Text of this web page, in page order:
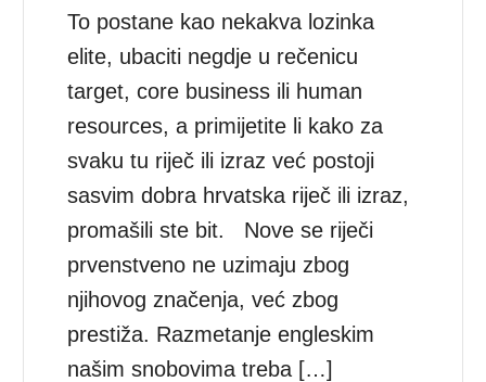
To postane kao nekakva lozinka
elite, ubaciti negdje u rečenicu
target, core business ili human
resources, a primijetite li kako za
svaku tu riječ ili izraz već postoji
sasvim dobra hrvatska riječ ili izraz,
promašili ste bit. Nove se riječi
prvenstveno ne uzimaju zbog
njihovog značenja, već zbog
prestiža. Razmetanje engleskim
našim snobovima treba […]